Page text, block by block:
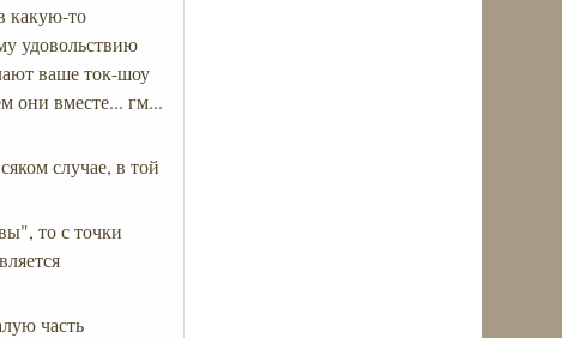
какую-то
удовольствию
ваше ток-шоу
они вместе... гм...
случае, в той
то с точки
часть